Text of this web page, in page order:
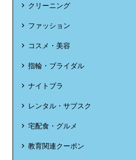
クリーニング
ファッション
コスメ・美容
指輪・ブライダル
ナイトブラ
レンタル・サブスク
宅配食・グルメ
教育関連クーポン